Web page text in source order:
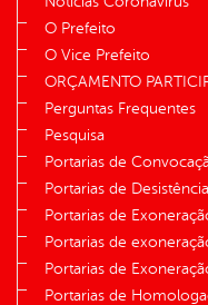
O Prefeito
O Vice Prefeito
ORÇAMENTO
Perguntas Frequentes
Pesquisa
Portarias de
Portarias de Desistência
Portarias de
Portarias de
Portarias de
Portarias de